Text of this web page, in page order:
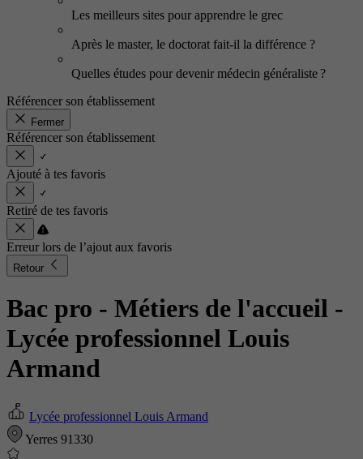
Les meilleurs sites pour apprendre le grec
Après le master, le doctorat fait-il la différence ?
Quelles études pour devenir médecin généraliste ?
Référencer son établissement
Fermer
Référencer son établissement
Ajouté à tes favoris
Retiré de tes favoris
Erreur lors de l’ajout aux favoris
Retour
Bac pro - Métiers de l'accueil -
Lycée professionnel Louis
Armand
Lycée professionnel Louis Armand
Yerres 91330